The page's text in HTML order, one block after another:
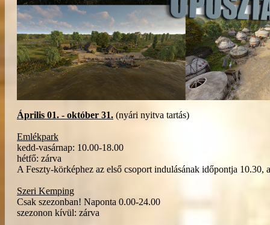
Április 01. - október 31. (nyári nyitva tartás)
Emlékpark
kedd-vasárnap: 10.00-18.00
hétfő: zárva
A Feszty-körképhez az első csoport indulásának időpontja 10.30,
Szeri Kemping
Csak szezonban! Naponta 0.00-24.00
szezonon kívül: zárva